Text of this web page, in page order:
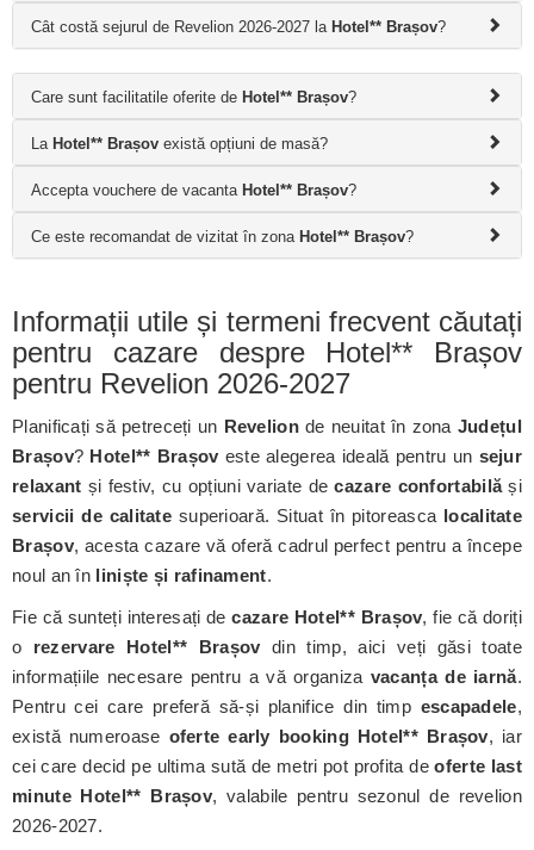
Cât costă sejurul de Revelion 2026-2027 la Hotel** Brașov?
Care sunt facilitatile oferite de Hotel** Brașov?
La Hotel** Brașov există opțiuni de masă?
Accepta vouchere de vacanta Hotel** Brașov?
Ce este recomandat de vizitat în zona Hotel** Brașov?
Informații utile și termeni frecvent căutați
pentru cazare despre Hotel** Brașov
pentru Revelion 2026-2027
Planificați să petreceți un Revelionde neuitat în zona Județul
Brașov? Hotel** Brașov este alegerea ideală pentru un sejur
relaxant și festiv, cu opțiuni variate decazare confortabilăși
servicii de calitate superioară. Situat în pitoreasca localitate
Brașov, acesta cazare vă oferă cadrul perfect pentru a începe
noul an în liniște și rafinament.
Fie că sunteți interesați decazare Hotel** Brașov, fie că doriți
o rezervare Hotel** Brașov din timp, aici veți găsi toate
informațiile necesare pentru a vă organiza vacanța de iarnă.
Pentru cei care preferă să-și planifice din timp escapadele,
există numeroase oferte early booking Hotel** Brașov, iar
cei care decid pe ultima sută de metri pot profita deoferte last
minute Hotel** Brașov, valabile pentru sezonul de revelion
2026-2027.